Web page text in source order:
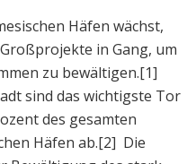
Häfen wächst,
in Gang, um
zu bewältigen.[1]
sind das wichtigste Tor
des gesamten
Häfen ab.[2] Die